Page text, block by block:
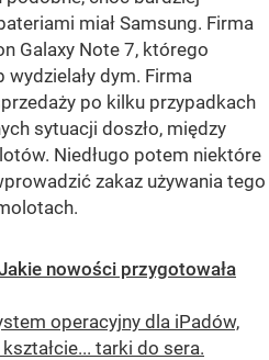
miał Samsung. Firma
Galaxy Note 7, którego
wydzielały dym. Firma
po kilku przypadkach
sytuacji doszło, między
Niedługo potem niektóre
zakaz używania tego
nowości przygotowała
operacyjny dla iPadów,
tarki do sera.